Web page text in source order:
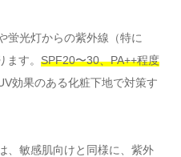
蛍光灯からの紫外線（特に
す。 SPF20〜30、PA++程度
効果のある化粧下地で対策す
、敏感肌向けと同様に、紫外